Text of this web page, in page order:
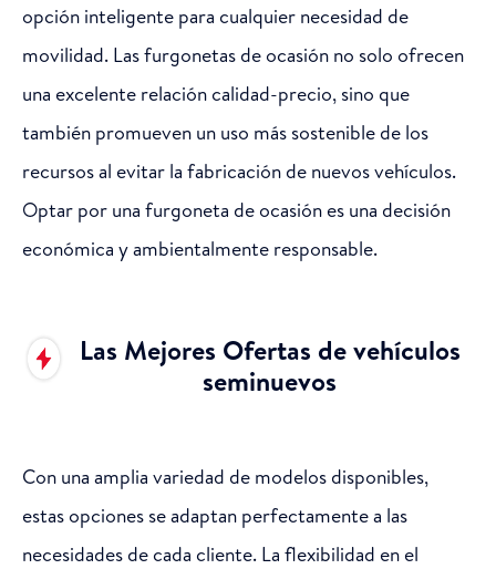
opción inteligente para cualquier necesidad de
movilidad. Las furgonetas de ocasión no solo ofrecen
una excelente relación calidad-precio, sino que
también promueven un uso más sostenible de los
recursos al evitar la fabricación de nuevos vehículos.
Optar por una furgoneta de ocasión es una decisión
económica y ambientalmente responsable.
Las Mejores Ofertas de vehículos
seminuevos
Con una amplia variedad de modelos disponibles,
estas opciones se adaptan perfectamente a las
necesidades de cada cliente. La flexibilidad en el